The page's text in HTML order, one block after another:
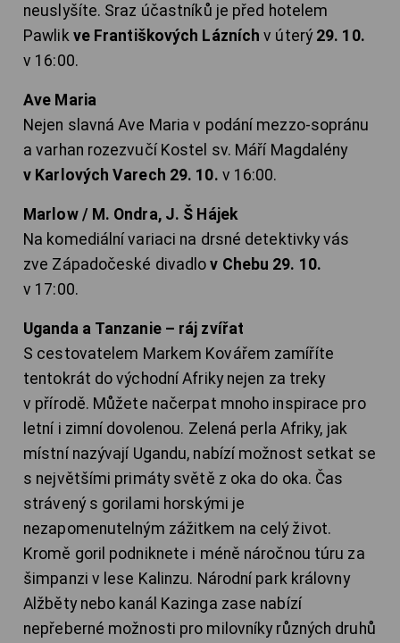
neuslyšíte. Sraz účastníků je před hotelem
Pawlik ve Františkových Lázníchv úterý29. 10.
v 16:00.
Ave Maria
Nejen slavná Ave Maria v podání mezzo-sopránu
a varhan rozezvučí Kostel sv. Máří Magdalény
v Karlových Varech 29. 10. v 16:00.
Marlow / M. Ondra, J. Š Hájek
Na komediální variaci na drsné detektivky vás
zve Západočeské divadlov Chebu 29. 10.
v 17:00.
Uganda a Tanzanie – ráj zvířat
S cestovatelem Markem Kovářem zamíříte
tentokrát do východní Afriky nejen za treky
v přírodě. Můžete načerpat mnoho inspirace pro
letní i zimní dovolenou. Zelená perla Afriky, jak
místní nazývají Ugandu, nabízí možnost setkat se
s největšími primáty světě z oka do oka. Čas
strávený s gorilami horskými je
nezapomenutelným zážitkem na celý život.
Kromě goril podniknete i méně náročnou túru za
šimpanzi v lese Kalinzu. Národní park královny
Alžběty nebo kanál Kazinga zase nabízí
nepřeberné možnosti pro milovníky různých druhů